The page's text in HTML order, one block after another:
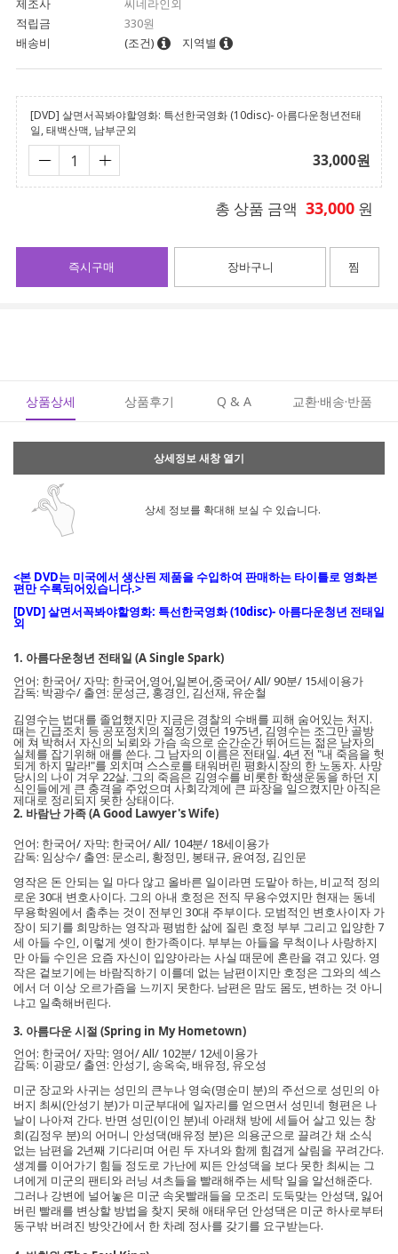
제조사
씨네라인외
적립금
330원
배송비
(조건) 지역별
[DVD] 살면서꼭봐야할영화: 특선한국영화 (10disc)- 아름다운청년전태
일, 태백산맥, 남부군외
33,000원
총 상품 금액 33,000 원
장바구니
즉시구매 찜
상품상세 상품후기 Q & A 교환·배송·반품
상세정보 새창 열기
상세 정보를 확대해 보실 수 있습니다.
<본 DVD는 미국에서 생산된 제품을 수입하여 판매하는 타이틀로 영화본
편만 수록되어있습니다.>
[DVD] 살면서꼭봐야할영화: 특선한국영화 (10disc)- 아름다운청년 전태일
외
1. 아름다운청년 전태일 (A Single Spark)
언어: 한국어/ 자막: 한국어,영어,일본어,중국어/ All/ 90분/ 15세이용가
감독: 박광수/ 출연: 문성근, 홍경인, 김선재, 유순철
김영수는 법대를 졸업했지만 지금은 경찰의 수배를 피해 숨어있는 처지.
때는 긴급조치 등 공포정치의 절정기였던 1975년, 김영수는 조그만 골방
에 쳐 박혀서 자신의 뇌뢰와 가슴 속으로 순간순간 뛰어드는 젊은 남자의
실체를 잡기위해 애를 쓴다. 그 남자의 이름은 전태일. 4년 전 "내 죽음을 헛
되게 하지 말라!"를 외치며 스스로를 태워버린 평화시장의 한 노동자. 사망
당시의 나이 겨우 22살. 그의 죽음은 김영수를 비롯한 학생운동을 하던 지
식인들에게 큰 충격을 주었으며 사회각계에 큰 파장을 일으켰지만 아직은
제대로 정리되지 못한 상태이다.
2. 바람난 가족 (A Good Lawyer's Wife)
언어: 한국어/ 자막: 한국어/ All/ 104분/ 18세이용가
감독: 임상수/ 출연: 문소리, 황정민, 봉태규, 윤여정, 김인문
영작은 돈 안되는 일 마다 않고 올바른 일이라면 도맡아 하는, 비교적 정의
로운 30대 변호사이다. 그의 아내 호정은 전직 무용수였지만 현재는 동네
무용학원에서 춤추는 것이 전부인 30대 주부이다. 모범적인 변호사이자 가
장이 되기를 희망하는 영작과 평범한 삶에 질린 호정 부부 그리고 입양한 7
세 아들 수인, 이렇게 셋이 한가족이다. 부부는 아들을 무척이나 사랑하지
만 아들 수인은 요즘 자신이 입양아라는 사실 때문에 혼란을 겪고 있다. 영
작은 겉보기에는 바람직하기 이를데 없는 남편이지만 호정은 그와의 섹스
에서 더 이상 오르가즘을 느끼지 못한다. 남편은 맘도 몸도, 변하는 것 아니
냐고 일축해버린다.
3. 아름다운 시절 (Spring in My Hometown)
언어: 한국어/ 자막: 영어/ All/ 102분/ 12세이용가
감독: 이광모/ 출연: 안성기, 송옥숙, 배유정, 유오성
미군 장교와 사귀는 성민의 큰누나 영숙(명순미 분)의 주선으로 성민의 아
버지 최씨(안성기 분)가 미군부대에 일자리를 얻으면서 성민네 형편은 나
날이 나아져 간다. 반면 성민(이인 분)네 아래채 방에 세들어 살고 있는 창
희(김정우 분)의 어머니 안성댁(배유정 분)은 의용군으로 끌려간 채 소식
없는 남편을 2년째 기다리며 어린 두 자녀와 함께 힘겹게 살림을 꾸려간다.
생계를 이어가기 힘들 정도로 가난에 찌든 안성댁을 보다 못한 최씨는 그
녀에게 미군의 팬티와 러닝 셔츠들을 빨래해주는 세탁 일을 알선해준다.
그러나 강변에 널어놓은 미군 속옷빨래들을 모조리 도둑맞는 안성댁, 잃어
버린 빨래를 변상할 방법을 찾지 못해 애태우던 안성댁은 미군 하사로부터
동구밖 버려진 방앗간에서 한 차례 정사를 갖기를 요구받는다.